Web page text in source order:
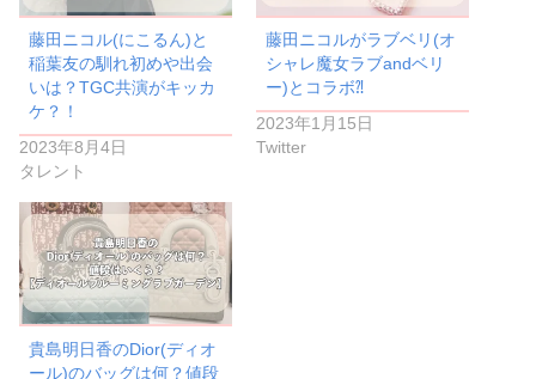
藤田ニコル(にこるん)と
稲葉友の馴れ初めや出会
いは？TGC共演がキッカ
ケ？！
2023年8月4日
タレント
藤田ニコルがラブベリ(オ
シャレ魔女ラブandベリ
ー)とコラボ⁈
2023年1月15日
Twitter
貴島明日香のDior(ディオ
ール)のバッグは何？値段